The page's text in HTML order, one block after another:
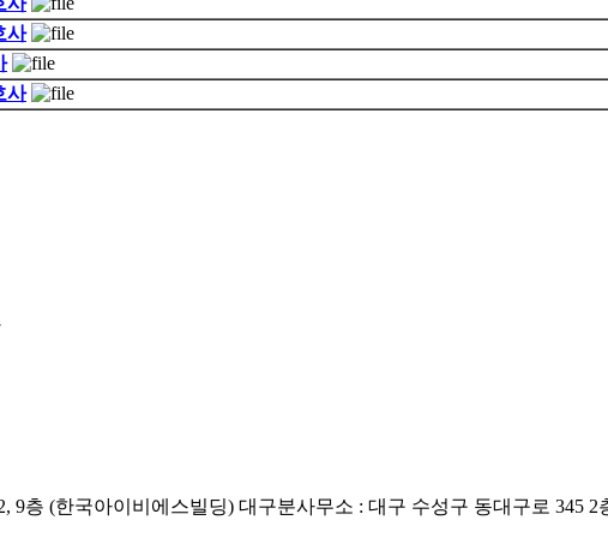
사
사
9층 (한국아이비에스빌딩) 대구분사무소 : 대구 수성구 동대구로 345 2